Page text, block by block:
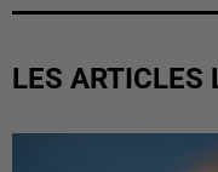
LES ARTICLES